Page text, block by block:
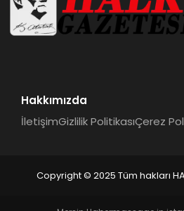
Hakkımızda
İletişimGizlilik PolitikasıÇerez
Copyright © 2025 Tüm hakları